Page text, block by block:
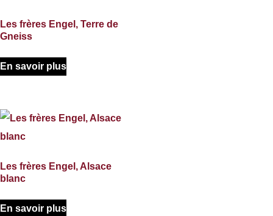
Les frères Engel, Terre de
Gneiss
En savoir plus
Les frères Engel, Alsace
blanc
En savoir plus